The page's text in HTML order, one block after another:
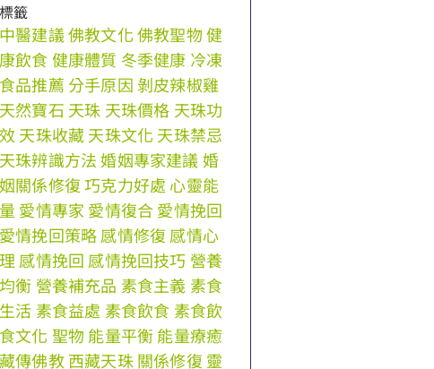
標籤
中醫建議佛教文化佛教聖物健
康飲食 健康體質 冬季健康 冷凍
食品推薦分手原因剝皮辣椒雞
天然寶石 天珠 天珠價格 天珠功
效天珠收藏天珠文化 天珠禁忌
天珠辨識方法 婚姻專家建議婚
姻關係修復 巧克力好處 心靈能
量 愛情專家愛情復合愛情挽回
愛情挽回策略感情修復 感情心
理感情挽回 感情挽回技巧 營養
均衡 營養補充品 素食主義 素食
生活 素食益處 素食飲食 素食飲
食文化 聖物能量平衡能量療癒
藏傳佛教西藏天珠關係修復 靈